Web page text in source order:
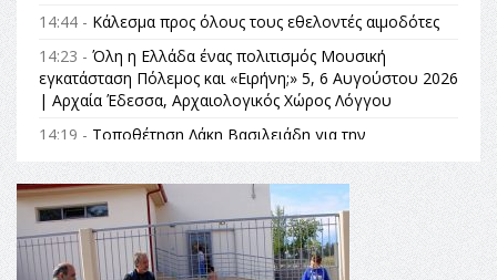
14:44 - Κάλεσμα προς όλους τους εθελοντές αιμοδότες
14:23 - Όλη η Ελλάδα ένας πολιτισμός Μουσική
εγκατάσταση Πόλεμος και «Ειρήνη;» 5, 6 Αυγούστου 2026
| Αρχαία Έδεσσα, Αρχαιολογικός Χώρος Λόγγου
14:19 - Τοποθέτηση Λάκη Βασιλειάδη για την
Αναθεώρηση του Συντάγματος: «Σε τέτοιες κορυφαίες
θεσμικές διαδικασίες υπάρχει μόνο η ευθύνη απέναντι
στις επόμενες γενιές»
16:35 -Το πρόγραμμα του ΠΑΟΚ στον δεύτερο γύρο του
Champions League!